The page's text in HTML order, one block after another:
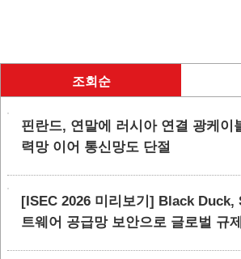
조회순
핀란드, 연말에 러시아 연결 광케이
력망 이어 통신망도 단절
[ISEC 2026 미리보기] Black Duck,
트웨어 공급망 보안으로 글로벌 규